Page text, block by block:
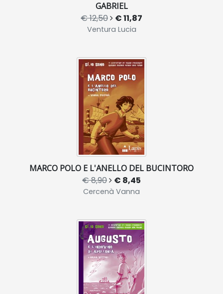
GABRIEL
€ 12,50 € 11,87
Ventura Lucia
MARCO POLO E L'ANELLO DEL BUCINTORO
€ 8,90 € 8,45
Cercenà Vanna